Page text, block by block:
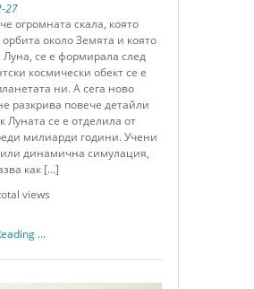
27
огромната скала, която
около Земята и която
се е формирала след
космически обект се е
ни. А сега ново
разкрива повече детайли
Луната се е отделила от
милиарди години. Учени
динамична симулация,
как […]
views
...